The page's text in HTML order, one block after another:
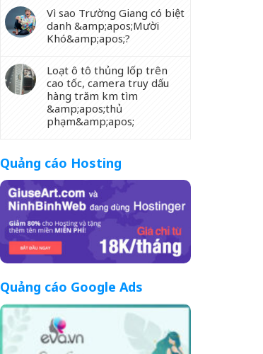
Vì sao Trường Giang có biệt
danh &amp;apos;Mười
Khó&amp;apos;?
Loạt ô tô thủng lốp trên
cao tốc, camera truy dấu
hàng trăm km tìm
&amp;apos;thủ
phạm&amp;apos;
Quảng cáo Hosting
Quảng cáo Google Ads